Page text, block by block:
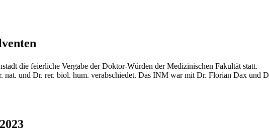
die feierliche Vergabe der Doktor-Würden der Medizinischen Fakultät statt.
und Dr. rer. biol. hum. verabschiedet. Das INM war mit Dr. Florian Dax und